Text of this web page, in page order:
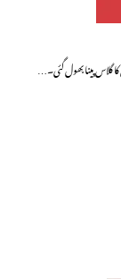
گلاس پینا بھول گئی۔…